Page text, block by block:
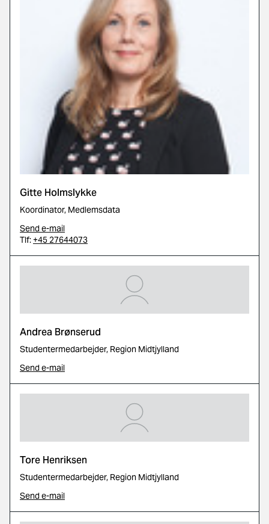
Gitte Holmslykke
Koordinator, Medlemsdata
Send e-mail
Tlf:+45 27644073
Andrea Brønserud
Studentermedarbejder, Region Midtjylland
Send e-mail
Tore Henriksen
Studentermedarbejder, Region Midtjylland
Send e-mail